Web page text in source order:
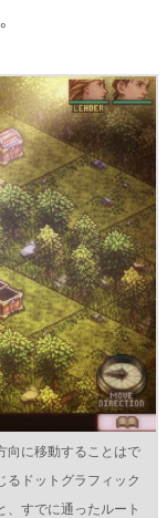
向に移動することはで
るドットグラフィック
すでに通ったルート